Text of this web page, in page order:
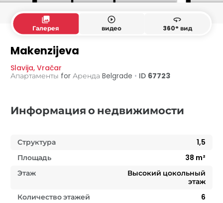
collections
Галерея
play_circle_outline
видео
360
360° вид
Makenzijeva
Slavija, Vračar
Апартаменты for Аренда Belgrade • ID 67723
Информация о недвижимости
Структура
1,5
Площадь
38 m²
Этаж
Высокий цокольный
этаж
Количество этажей
6